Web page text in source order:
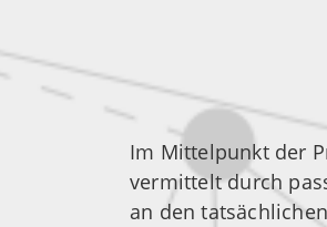
Im Mittelpunkt der
vermittelt durch
an den